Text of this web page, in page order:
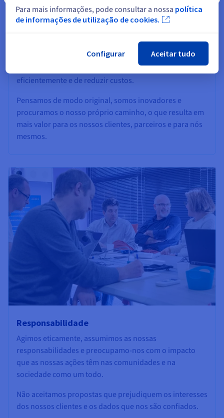
Não paramos de procurar formas de mudar as regras do
jogo, de criar novas soluções, de trabalhar mais
eficientemente e de reduzir custos.
Pensamos de modo original, somos inovadores e
procuramos o nosso próprio caminho, o que resulta em
mais valor para os nossos clientes, parceiros e para nós
mesmos.
Responsabilidade
Agimos eticamente, assumimos as nossas
responsabilidades e preocupamo-nos com o impacto
que as nossas ações têm nas comunidades e na
sociedade como um todo.
Não aceitamos propostas que prejudiquem os interesses
dos nossos clientes e os dados que nos são confiados.
Para mais informações, pode consultar a nossa política
de informações de utilização de cookies.
Configurar Aceitar tudo